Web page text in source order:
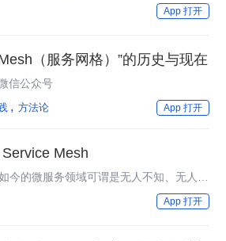
App 打开
（服务网格）”的历史与现在
信公众号
方法论 App 打开
Mesh
今的微服务领域可谓是无人不知、无人不
Mesh？Service Mesh是如何实现
App 打开